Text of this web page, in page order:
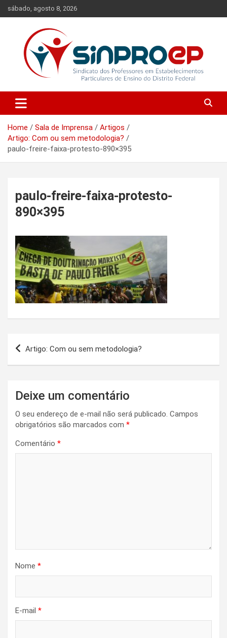
Skip
to
sábado, agosto 8, 2026
Sinproep-DF
Ensino do Distrito Federal
Home Sala de Imprensa
Artigos
Artigo: Com ou sem metodologia?
paulo-freire-faixa-protesto-890×395
paulo-freire-faixa-protesto-
890×395
Navegação
Artigo: Com ou sem metodologia?
Deixe um comentário
O seu endereço de e-mail não será publicado. Campos
obrigatórios são marcados com *
Comentário *
Nome *
E-mail *